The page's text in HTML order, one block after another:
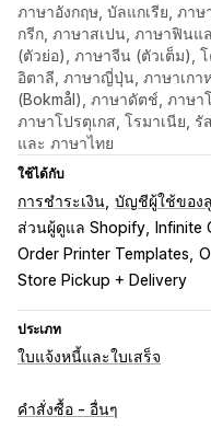
ภาษาอังกฤษ, บัลแกเรีย, ภา
กรีก, ภาษาสเปน, ภาษาฟินแ
(ตัวย่อ), ภาษาจีน (ตัวเต็ม),
อิตาลี, ภาษาญี่ปุ่น, ภาษาเกา
(Bokmål), ภาษาดัตช์, ภาษ
ภาษาโปรตุเกส, โรมาเนีย,
และ ภาษาไทย
ใช้ได้กับ
การชำระเงิน บัญชีผู้ใช้ของ
ส่วนผู้ดูแล Shopify
Infinite
Order Printer Templates
Store Pickup + Delivery
ประเภท
ใบแจ้งหนี้และใบเสร็จ
ประเภทเอกสาร
คำสั่งซื้อ - อื่นๆ